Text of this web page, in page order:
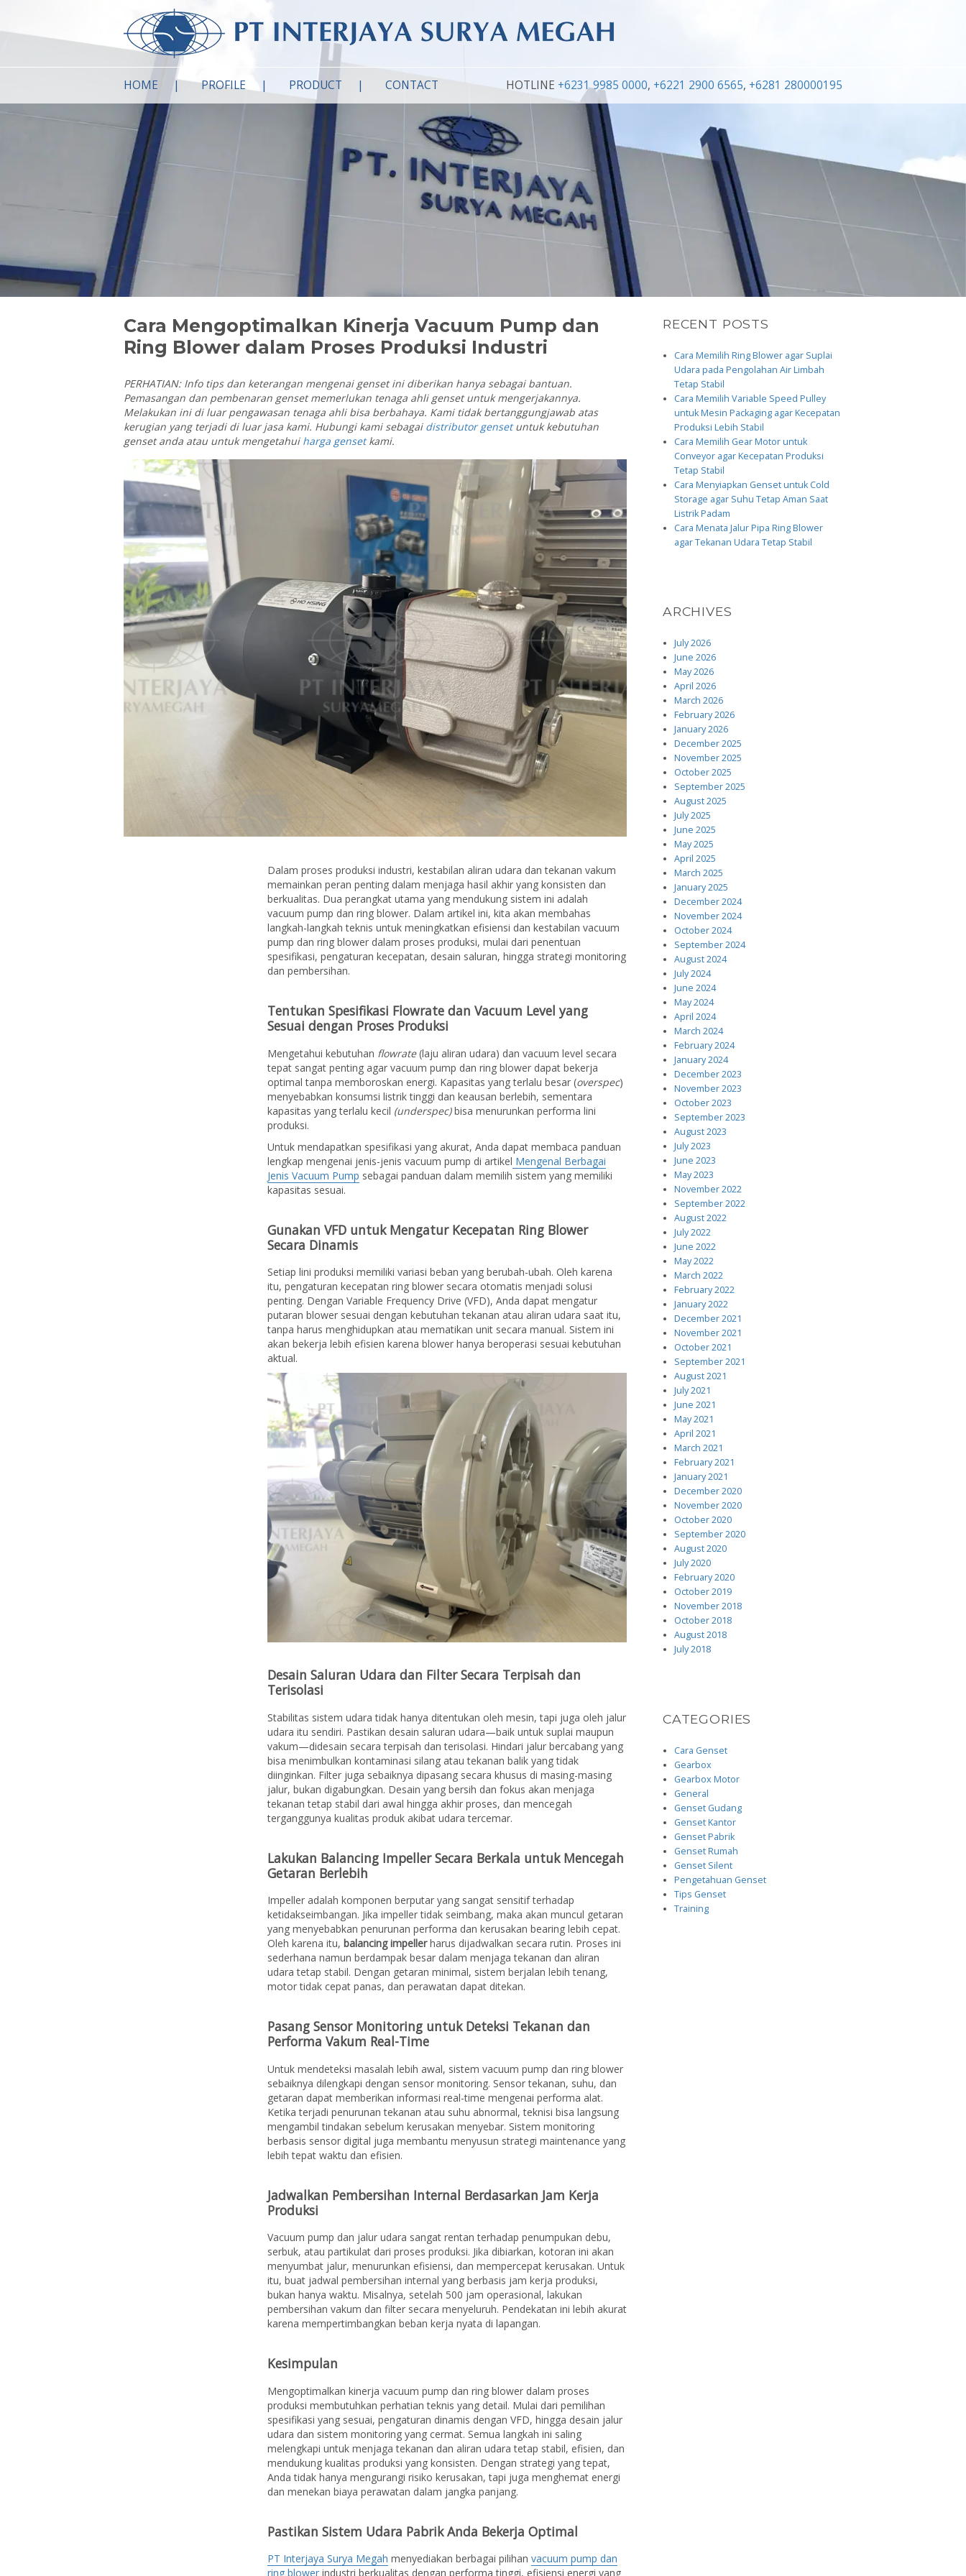
HOME PROFILE PRODUCT CONTACT HOTLINE +6231 9985 0000, +6221 2900 6565, +6281 280000195
Cara Mengoptimalkan Kinerja Vacuum Pump dan
Ring Blower dalam Proses Produksi Industri
PERHATIAN: Info tips dan keterangan mengenai genset ini diberikan hanya sebagai bantuan.
Pemasangan dan pembenaran genset memerlukan tenaga ahli genset untuk mengerjakannya.
Melakukan ini di luar pengawasan tenaga ahli bisa berbahaya. Kami tidak bertanggungjawab atas
kerugian yang terjadi di luar jasa kami. Hubungi kami sebagai distributor gensetuntuk kebutuhan
genset anda atau untuk mengetahui harga gensetkami.
Dalam proses produksi industri, kestabilan aliran udara dan tekanan vakum
memainkan peran penting dalam menjaga hasil akhir yang konsisten dan
berkualitas. Dua perangkat utama yang mendukung sistem ini adalah
vacuum pump dan ring blower. Dalam artikel ini, kita akan membahas
langkah-langkah teknis untuk meningkatkan efisiensi dan kestabilan vacuum
pump dan ring blower dalam proses produksi, mulai dari penentuan
spesifikasi, pengaturan kecepatan, desain saluran, hingga strategi monitoring
dan pembersihan.
Tentukan Spesifikasi Flowrate dan Vacuum Level yang
Sesuai dengan Proses Produksi
Mengetahui kebutuhan flowrate (laju aliran udara) dan vacuum level secara
tepat sangat penting agar vacuum pump dan ring blower dapat bekerja
optimal tanpa memboroskan energi. Kapasitas yang terlalu besar (overspec)
menyebabkan konsumsi listrik tinggi dan keausan berlebih, sementara
kapasitas yang terlalu kecil (underspec)bisa menurunkan performa lini
produksi.
Untuk mendapatkan spesifikasi yang akurat, Anda dapat membaca panduan
lengkap mengenai jenis-jenis vacuum pump di artikel Mengenal Berbagai
Jenis Vacuum Pump sebagai panduan dalam memilih sistem yang memiliki
kapasitas sesuai.
Gunakan VFD untuk Mengatur Kecepatan Ring Blower
Secara Dinamis
Setiap lini produksi memiliki variasi beban yang berubah-ubah. Oleh karena
itu, pengaturan kecepatan ring blower secara otomatis menjadi solusi
penting. Dengan Variable Frequency Drive (VFD), Anda dapat mengatur
putaran blower sesuai dengan kebutuhan tekanan atau aliran udara saat itu,
tanpa harus menghidupkan atau mematikan unit secara manual. Sistem ini
akan bekerja lebih efisien karena blower hanya beroperasi sesuai kebutuhan
aktual.
Desain Saluran Udara dan Filter Secara Terpisah dan
Terisolasi
Stabilitas sistem udara tidak hanya ditentukan oleh mesin, tapi juga oleh jalur
udara itu sendiri. Pastikan desain saluran udara—baik untuk suplai maupun
vakum—didesain secara terpisah dan terisolasi. Hindari jalur bercabang yang
bisa menimbulkan kontaminasi silang atau tekanan balik yang tidak
diinginkan. Filter juga sebaiknya dipasang secara khusus di masing-masing
jalur, bukan digabungkan. Desain yang bersih dan fokus akan menjaga
tekanan tetap stabil dari awal hingga akhir proses, dan mencegah
terganggunya kualitas produk akibat udara tercemar.
Lakukan Balancing Impeller Secara Berkala untuk Mencegah
Getaran Berlebih
Impeller adalah komponen berputar yang sangat sensitif terhadap
ketidakseimbangan. Jika impeller tidak seimbang, maka akan muncul getaran
yang menyebabkan penurunan performa dan kerusakan bearing lebih cepat.
Oleh karena itu, balancing impellerharus dijadwalkan secara rutin. Proses ini
sederhana namun berdampak besar dalam menjaga tekanan dan aliran
udara tetap stabil. Dengan getaran minimal, sistem berjalan lebih tenang,
motor tidak cepat panas, dan perawatan dapat ditekan.
Pasang Sensor Monitoring untuk Deteksi Tekanan dan
Performa Vakum Real-Time
Untuk mendeteksi masalah lebih awal, sistem vacuum pump dan ring blower
sebaiknya dilengkapi dengan sensor monitoring. Sensor tekanan, suhu, dan
getaran dapat memberikan informasi real-time mengenai performa alat.
Ketika terjadi penurunan tekanan atau suhu abnormal, teknisi bisa langsung
mengambil tindakan sebelum kerusakan menyebar. Sistem monitoring
berbasis sensor digital juga membantu menyusun strategi maintenance yang
lebih tepat waktu dan efisien.
Jadwalkan Pembersihan Internal Berdasarkan Jam Kerja
Produksi
Vacuum pump dan jalur udara sangat rentan terhadap penumpukan debu,
serbuk, atau partikulat dari proses produksi. Jika dibiarkan, kotoran ini akan
menyumbat jalur, menurunkan efisiensi, dan mempercepat kerusakan. Untuk
itu, buat jadwal pembersihan internal yang berbasis jam kerja produksi,
bukan hanya waktu. Misalnya, setelah 500 jam operasional, lakukan
pembersihan vakum dan filter secara menyeluruh. Pendekatan ini lebih akurat
karena mempertimbangkan beban kerja nyata di lapangan.
Kesimpulan
Mengoptimalkan kinerja vacuum pump dan ring blower dalam proses
produksi membutuhkan perhatian teknis yang detail. Mulai dari pemilihan
spesifikasi yang sesuai, pengaturan dinamis dengan VFD, hingga desain jalur
udara dan sistem monitoring yang cermat. Semua langkah ini saling
melengkapi untuk menjaga tekanan dan aliran udara tetap stabil, efisien, dan
mendukung kualitas produksi yang konsisten. Dengan strategi yang tepat,
Anda tidak hanya mengurangi risiko kerusakan, tapi juga menghemat energi
dan menekan biaya perawatan dalam jangka panjang.
Pastikan Sistem Udara Pabrik Anda Bekerja Optimal
PT Interjaya Surya Megah menyediakan berbagai pilihan vacuum pump dan
ring blower industri berkualitas dengan performa tinggi, efisiensi energi yang
RECENT POSTS
Cara Memilih Ring Blower agar Suplai
Udara pada Pengolahan Air Limbah
Tetap Stabil
Cara Memilih Variable Speed Pulley
untuk Mesin Packaging agar Kecepatan
Produksi Lebih Stabil
Cara Memilih Gear Motor untuk
Conveyor agar Kecepatan Produksi
Tetap Stabil
Cara Menyiapkan Genset untuk Cold
Storage agar Suhu Tetap Aman Saat
Listrik Padam
Cara Menata Jalur Pipa Ring Blower
agar Tekanan Udara Tetap Stabil
ARCHIVES
July 2026
June 2026
May 2026
April 2026
March 2026
February 2026
January 2026
December 2025
November 2025
October 2025
September 2025
August 2025
July 2025
June 2025
May 2025
April 2025
March 2025
January 2025
December 2024
November 2024
October 2024
September 2024
August 2024
July 2024
June 2024
May 2024
April 2024
March 2024
February 2024
January 2024
December 2023
November 2023
October 2023
September 2023
August 2023
July 2023
June 2023
May 2023
November 2022
September 2022
August 2022
July 2022
June 2022
May 2022
March 2022
February 2022
January 2022
December 2021
November 2021
October 2021
September 2021
August 2021
July 2021
June 2021
May 2021
April 2021
March 2021
February 2021
January 2021
December 2020
November 2020
October 2020
September 2020
August 2020
July 2020
February 2020
October 2019
November 2018
October 2018
August 2018
July 2018
CATEGORIES
Cara Genset
Gearbox
Gearbox Motor
General
Genset Gudang
Genset Kantor
Genset Pabrik
Genset Rumah
Genset Silent
Pengetahuan Genset
Tips Genset
Training